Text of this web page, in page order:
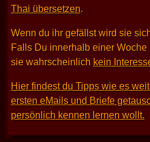
Thai übersetzen.
Wenn du ihr gefällst wird sie
Falls Du innerhalb einer
sie wahrscheinlich kein
Hier findest du Tipps wie es
ersten eMails und Briefe
persönlich kennen lernen wollt.